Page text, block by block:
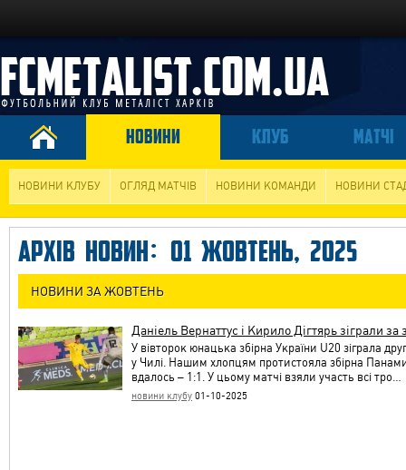
НОВИНИ КЛУБ МАТЧІ
НОВИНИ КЛУБУ ОГЛЯД МАТЧІВ НОВИНИ КОМАНДИ НОВИНИ
АРХІВ НОВИН: 01 ЖОВТЕНЬ, 2025
НОВИНИ ЗА ЖОВТЕНЬ
Даніель Вернаттус і Кирило Дігтярь зіграли
У вівторок юнацька збірна України U20 зіграла
у Чилі. Нашим хлопцям протистояла збірна
вдалось – 1:1. У цьому матчі взяли участь всі тро…
новини клубу 01-10-2025